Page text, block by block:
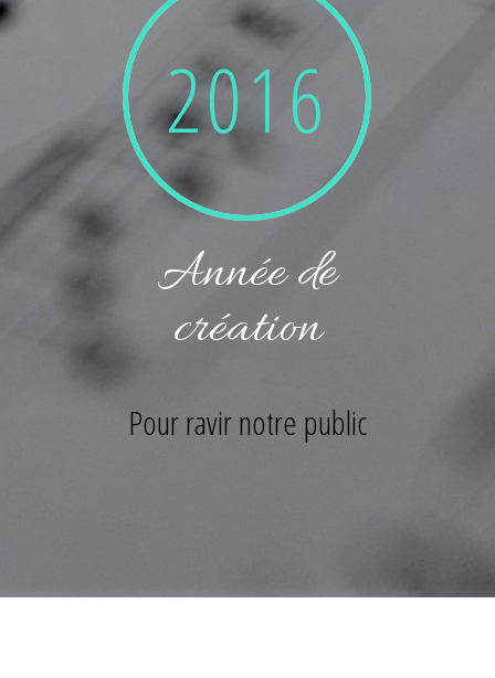
2016
Année de
création
Pour ravir notre public